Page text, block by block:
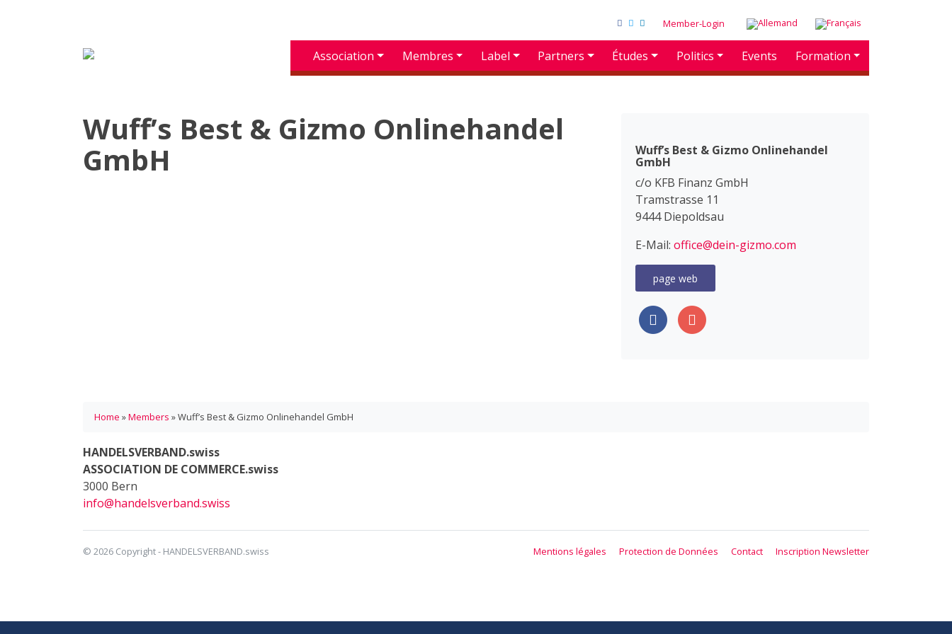
Member-Login
Association Membres Label Partners Études Politics Events Formation
Wuff’s Best & Gizmo Onlinehandel
GmbH
Wuff’s Best & Gizmo Onlinehandel
GmbH
c/o KFB Finanz GmbH
Tramstrasse 11
9444 Diepoldsau
E-Mail: office@dein-gizmo.com
page web
Home »Members »Wuff’s Best & Gizmo Onlinehandel GmbH
HANDELSVERBAND.swiss
ASSOCIATION DE COMMERCE.swiss
3000 Bern
info@handelsverband.swiss
© 2026 Copyright - HANDELSVERBAND.swiss Mentions légales Protection de Données Contact Inscription Newsletter